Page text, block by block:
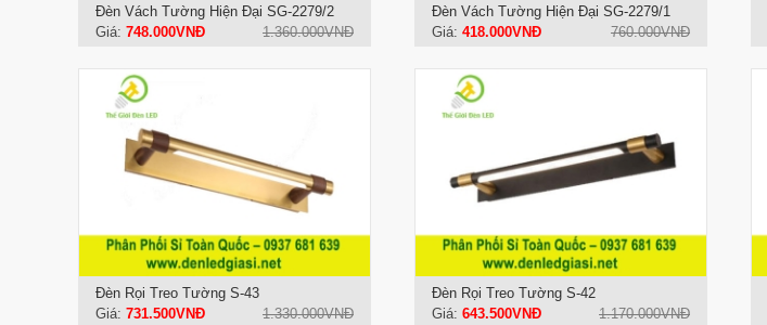
Đèn Vách Tường Hiện Đại SG-2279/2
Giá: 748.000VNĐ 1.360.000VNĐ
Đèn Vách Tường Hiện Đại SG-2279/1
Giá: 418.000VNĐ 760.000VNĐ
Đèn Rọi Treo Tường S-43
Giá: 731.500VNĐ 1.330.000VNĐ
Đèn Rọi Treo Tường S-42
Giá: 643.500VNĐ 1.170.000VNĐ